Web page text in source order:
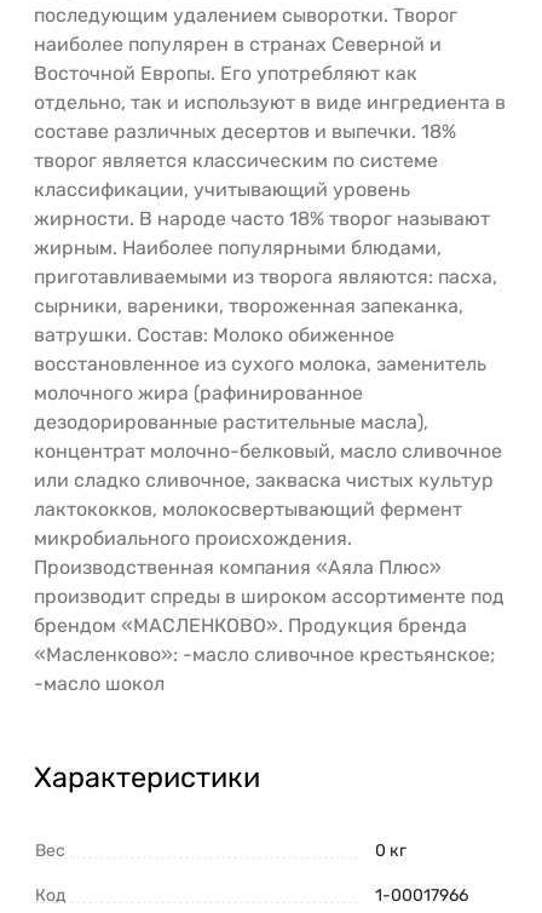
последующим удалением сыворотки. Творог
наиболее популярен в странах Северной и
Восточной Европы. Его употребляют как
отдельно, так и используют в виде ингредиента в
составе различных десертов и выпечки. 18%
творог является классическим по системе
классификации, учитывающий уровень
жирности. В народе часто 18% творог называют
жирным. Наиболее популярными блюдами,
приготавливаемыми из творога являются: пасха,
сырники, вареники, твороженная запеканка,
ватрушки. Состав: Молоко обиженное
восстановленное из сухого молока, заменитель
молочного жира (рафинированное
дезодорированные растительные масла),
концентрат молочно-белковый, масло сливочное
или сладко сливочное, закваска чистых культур
лактококков, молокосвертывающий фермент
микробиального происхождения.
Производственная компания «Аяла Плюс»
производит спреды в широком ассортименте под
брендом «МАСЛЕНКОВО». Продукция бренда
«Масленково»: -масло сливочное крестьянское;
-масло шокол
Характеристики
Вес 0 кг
Код 1-00017966